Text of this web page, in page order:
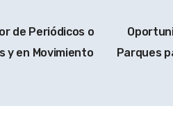
de Periódicos o
y en Movimiento
Parques